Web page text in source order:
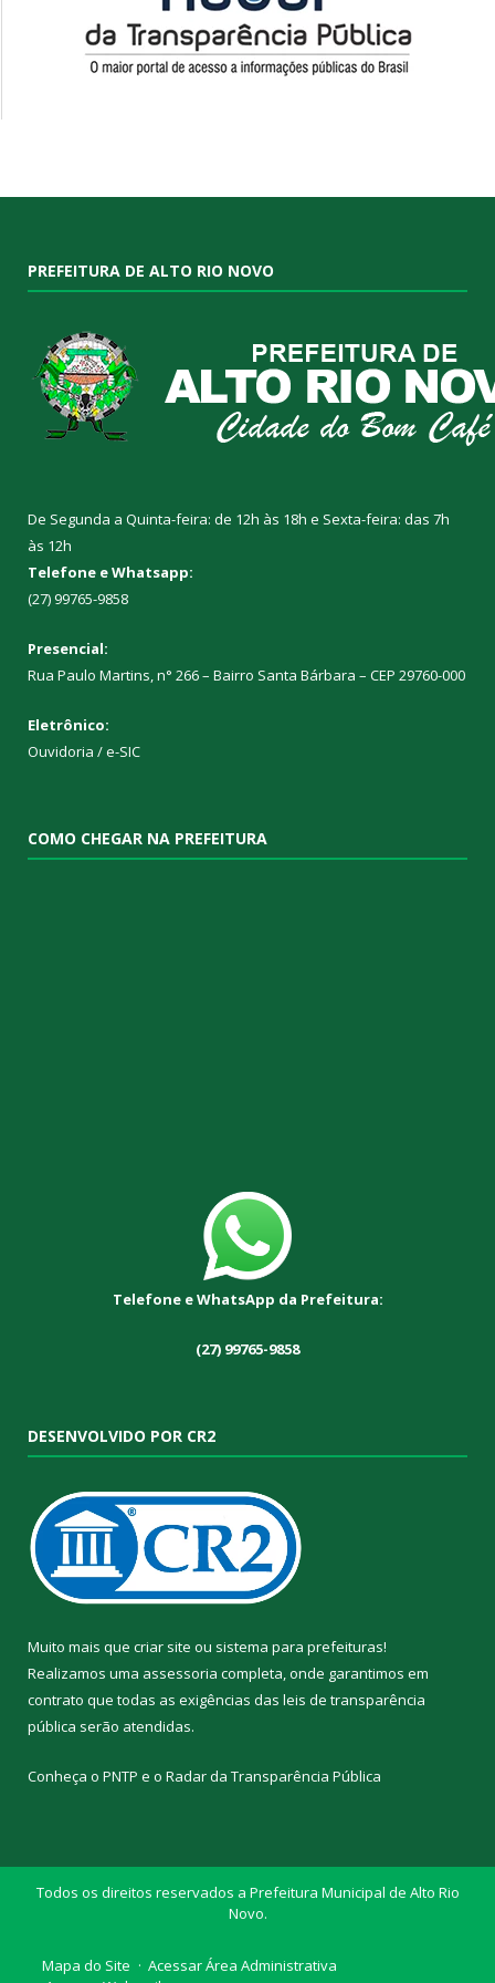
PREFEITURA DE ALTO RIO NOVO
De Segunda a Quinta-feira: de 12h às 18h e Sexta-feira: das 7h
às 12h
Telefone e Whatsapp:
(27) 99765-9858
Presencial:
Rua Paulo Martins, n° 266 – Bairro Santa Bárbara – CEP 29760-000
Eletrônico:
Ouvidoria /e-SIC
COMO CHEGAR NA PREFEITURA
Telefone e WhatsApp da Prefeitura:
(27) 99765-9858
DESENVOLVIDO POR CR2
Muito mais que criar site ou sistema para prefeituras!
Realizamos uma assessoria completa, onde garantimos em
contrato que todas as exigências das leis de transparência
pública serão atendidas.
Conheça o PNTP e o Radar da Transparência Pública
Todos os direitos reservados a Prefeitura Municipal de Alto Rio
Novo.
Mapa do Site
Acessar Área Administrativa